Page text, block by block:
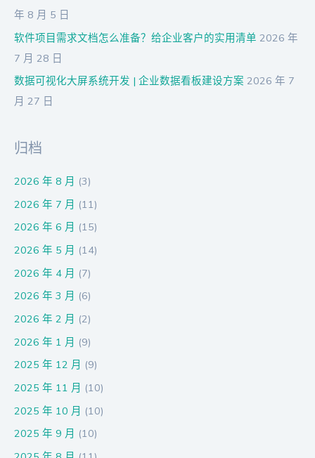
年 8 月 5 日
软件项目需求文档怎么准备？给企业客户的实用清单 2026 年
7 月 28 日
数据可视化大屏系统开发 | 企业数据看板建设方案 2026 年 7
月 27 日
归档
2026 年 8 月 (3)
2026 年 7 月 (11)
2026 年 6 月 (15)
2026 年 5 月 (14)
2026 年 4 月 (7)
2026 年 3 月 (6)
2026 年 2 月 (2)
2026 年 1 月 (9)
2025 年 12 月 (9)
2025 年 11 月 (10)
2025 年 10 月 (10)
2025 年 9 月 (10)